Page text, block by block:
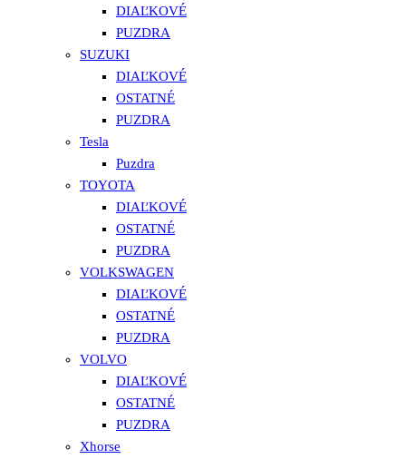
DIAĽKOVÉ
PUZDRA
SUZUKI
DIAĽKOVÉ
OSTATNÉ
PUZDRA
Tesla
Puzdra
TOYOTA
DIAĽKOVÉ
OSTATNÉ
PUZDRA
VOLKSWAGEN
DIAĽKOVÉ
OSTATNÉ
PUZDRA
VOLVO
DIAĽKOVÉ
OSTATNÉ
PUZDRA
Xhorse